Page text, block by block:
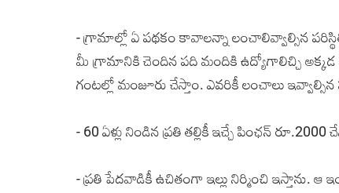
- గ్రామాల్లో ఏ పథకం కావాలన్నా లంచాలివ్వాల్సిన
మీ గ్రామానికి చెందిన పది మందికి ఉద్యోగాలిచ్చి అక్కడ
గంటల్లో మంజూరు చేస్తాం. ఎవరికీ లంచాలు ఇవ్వాల్సిన
- 60 ఏళ్లు నిండిన ప్రతి తల్లికీ ఇచ్చే పింఛన్‌ రూ.2000
- ప్రతి పేదవాడికీ ఉచితంగా ఇల్లు నిర్మించి ఇస్తాను. ఆ